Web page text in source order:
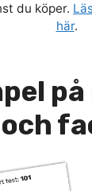
du köper.
här.
och